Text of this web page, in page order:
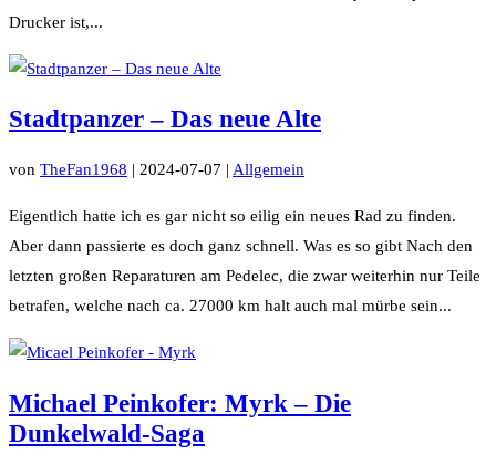
Drucker ist,...
Stadtpanzer – Das neue Alte
von TheFan1968 | 2024-07-07 | Allgemein
Eigentlich hatte ich es gar nicht so eilig ein neues Rad zu finden.
Aber dann passierte es doch ganz schnell. Was es so gibt Nach den
letzten großen Reparaturen am Pedelec, die zwar weiterhin nur Teile
betrafen, welche nach ca. 27000 km halt auch mal mürbe sein...
Michael Peinkofer: Myrk – Die
Dunkelwald-Saga